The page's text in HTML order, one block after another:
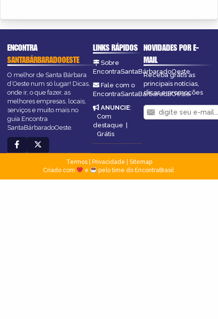
ENCONTRA
SANTABÁRBARADOOESTE
O melhor de Santa Bárbara
d’Oeste num só lugar! Dicas,
onde ir, o que fazer, as
melhores empresas, locais,
serviços e muito mais no
guia Encontra
SantaBárbaradoOeste.
LINKS RÁPIDOS
Sobre
EncontraSantaBárbaradoOeste
Fale com o
EncontraSantaBárbaradoOeste
ANUNCIE:
Com
destaque
Grátis
NOVIDADES POR E-
MAIL
Receba grátis as
principais notícias,
dicas e promoções
Termos| Privacidade
Sitemap
Criado com
e pelo time do EncontraBrasil